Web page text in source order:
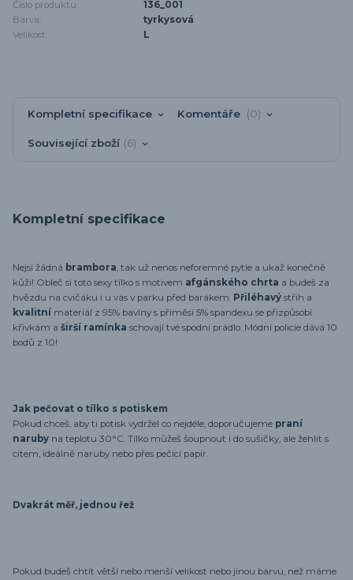
Číslo produktu:
136_001
Barva:
tyrkysová
Velikost:
L
Kompletní specifikace Komentáře 0
Související zboží 6
Kompletní specifikace
Nejsi žádná brambora , tak už nenos neforemné pytle a ukaž konečně
kůži! Obleč si toto sexy tílko s motivem afgánského chrta a budeš za
hvězdu na cvičáku i u vás v parku před barákem. Přiléhavý střih a
kvalitní materiál z 95% bavlny s příměsí 5% spandexu se přizpůsobí
křivkám a širší ramínka schovají tvé spodní prádlo. Módní policie dává 10
bodů z 10!
Jak pečovat o tílko s potiskem
Pokud chceš, aby ti potisk vydržel co nejdéle, doporučujeme praní
naruby na teplotu 30°C. Tílko můžeš šoupnout i do sušičky, ale žehlit s
citem, ideálně naruby nebo přes pečicí papír.
Dvakrát měř, jednou řež
Pokud budeš chtít větší nebo menší velikost nebo jinou barvu, než máme